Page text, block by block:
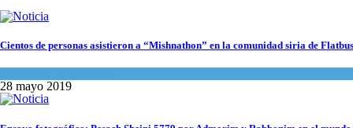
Cientos de personas asistieron a “Mishnathon” en la comunidad siria de
28 mayo 2019